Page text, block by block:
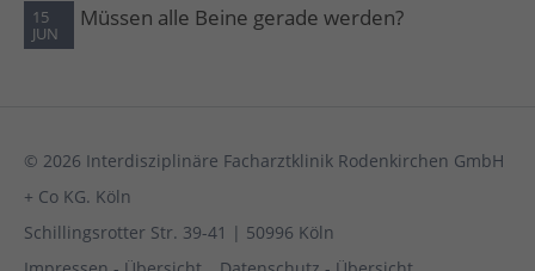
15
JUN
Müssen alle Beine gerade werden?
© 2026 Interdisziplinäre Facharztklinik Rodenkirchen GmbH
+ Co KG. Köln
Schillingsrotter Str. 39-41 | 50996 Köln